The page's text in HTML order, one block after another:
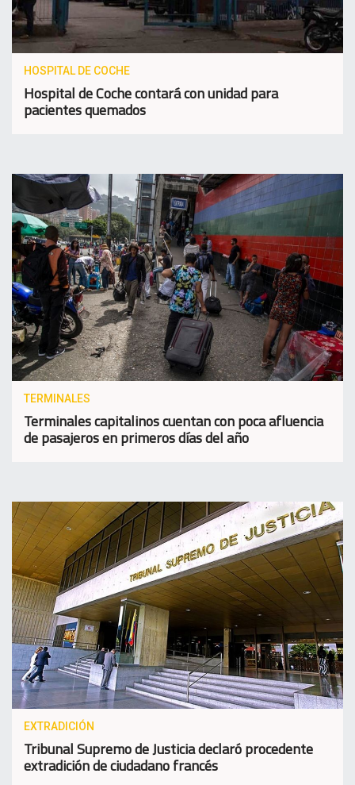
HOSPITAL DE COCHE
Hospital de Coche contará con unidad para
pacientes quemados
TERMINALES
Terminales capitalinos cuentan con poca afluencia
de pasajeros en primeros días del año
EXTRADICIÓN
Tribunal Supremo de Justicia declaró procedente
extradición de ciudadano francés